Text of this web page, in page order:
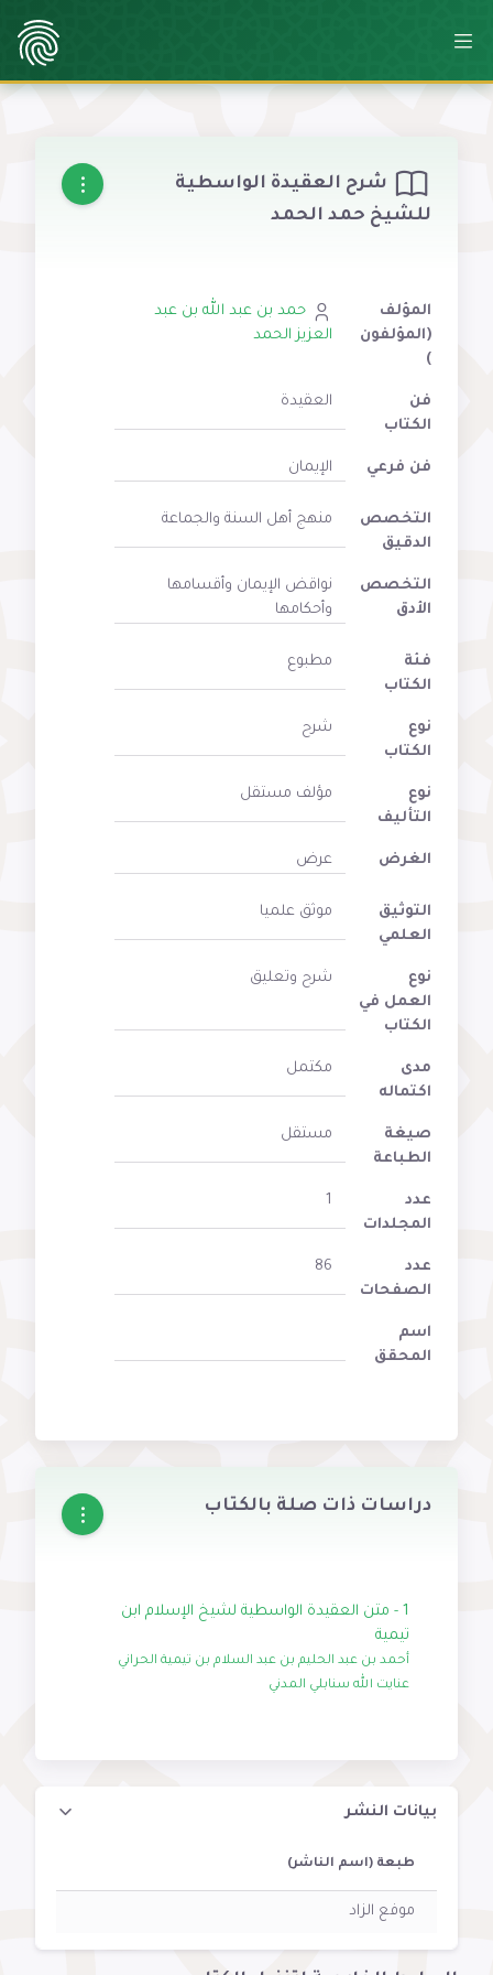
شرح العقيدة الواسطية
للشيخ حمد الحمد
المؤلف
(المؤلفون
)
حمد بن عبد الله بن عبد
العزيز الحمد
فن
الكتاب
العقيدة
فن فرعي الإيمان
التخصص
الدقيق
منهج أهل السنة والجماعة
التخصص
الأدق
نواقض الإيمان وأقسامها
وأحكامها
فئة
الكتاب
مطبوع
نوع
الكتاب
شرح
نوع
التأليف
مؤلف مستقل
الغرض عرض
التوثيق
العلمي
موثق علميا
نوع
العمل في
الكتاب
شرح وتعليق
مدى
اكتماله
مكتمل
صيغة
الطباعة
مستقل
عدد
المجلدات
1
عدد
الصفحات
86
اسم
المحقق
دراسات ذات صلة بالكتاب
1 - متن العقيدة الواسطية لشيخ الإسلام ابن
تيمية
أحمد بن عبد الحليم بن عبد السلام بن تيمية الحراني
عنايت الله سنابلي المدني
بيانات النشر
طبعة (اسم الناشر)
موفع الزاد